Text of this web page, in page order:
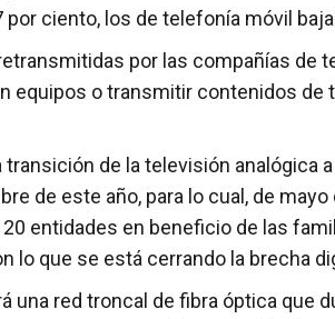
ciento, los de telefonía móvil
por las compañías
equipos o transmitir contenidos
de la televisión
de este año, para lo cual, de
entidades en beneficio de las
lo que se está cerrando la brecha
red troncal de fibra óptica que